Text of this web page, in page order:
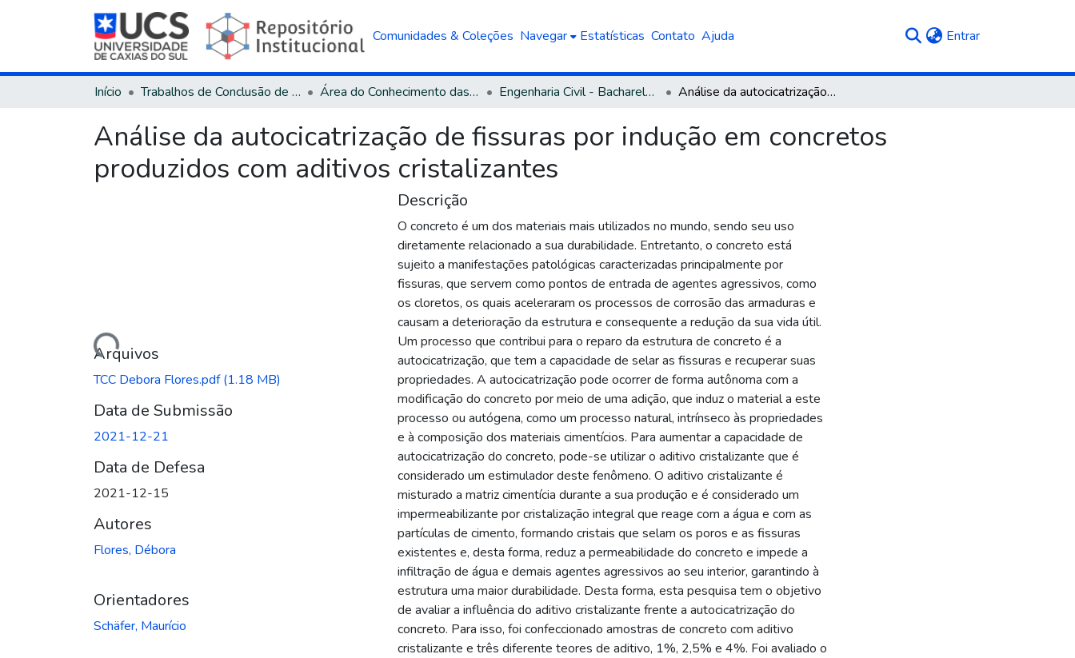
Comunidades & Coleções Navegar Estatísticas Contato Ajuda Entrar(current)
Início Trabalhos de Conclusão de Curso Área do Conhecimento das Engenharias Engenharia Civil - Bacharelado Análise da autocicatrização de fissuras por indução em concretos produzidos com aditivos cristalizantes
Análise da autocicatrização de fissuras por indução em concretos
produzidos com aditivos cristalizantes
Carregando...
Arquivos
TCC Debora Flores.pdf(1.18 MB)
Data de Submissão
2021-12-21
Data de Defesa
2021-12-15
Autores
Flores, Débora
Orientadores
Schäfer, Maurício
Descrição
O concreto é um dos materiais mais utilizados no mundo, sendo seu uso
diretamente relacionado a sua durabilidade. Entretanto, o concreto está
sujeito a manifestações patológicas caracterizadas principalmente por
fissuras, que servem como pontos de entrada de agentes agressivos, como
os cloretos, os quais aceleraram os processos de corrosão das armaduras e
causam a deterioração da estrutura e consequente a redução da sua vida útil.
Um processo que contribui para o reparo da estrutura de concreto é a
autocicatrização, que tem a capacidade de selar as fissuras e recuperar suas
propriedades. A autocicatrização pode ocorrer de forma autônoma com a
modificação do concreto por meio de uma adição, que induz o material a este
processo ou autógena, como um processo natural, intrínseco às propriedades
e à composição dos materiais cimentícios. Para aumentar a capacidade de
autocicatrização do concreto, pode-se utilizar o aditivo cristalizante que é
considerado um estimulador deste fenômeno. O aditivo cristalizante é
misturado a matriz cimentícia durante a sua produção e é considerado um
impermeabilizante por cristalização integral que reage com a água e com as
partículas de cimento, formando cristais que selam os poros e as fissuras
existentes e, desta forma, reduz a permeabilidade do concreto e impede a
infiltração de água e demais agentes agressivos ao seu interior, garantindo à
estrutura uma maior durabilidade. Desta forma, esta pesquisa tem o objetivo
de avaliar a influência do aditivo cristalizante frente a autocicatrização do
concreto. Para isso, foi confeccionado amostras de concreto com aditivo
cristalizante e três diferente teores de aditivo, 1%, 2,5% e 4%. Foi avaliado o